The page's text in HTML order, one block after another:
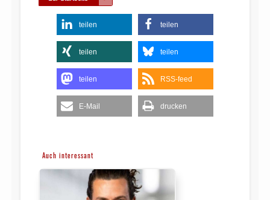
teilen teilen
teilen teilen
teilen RSS-feed
E-Mail drucken
Auch interessant